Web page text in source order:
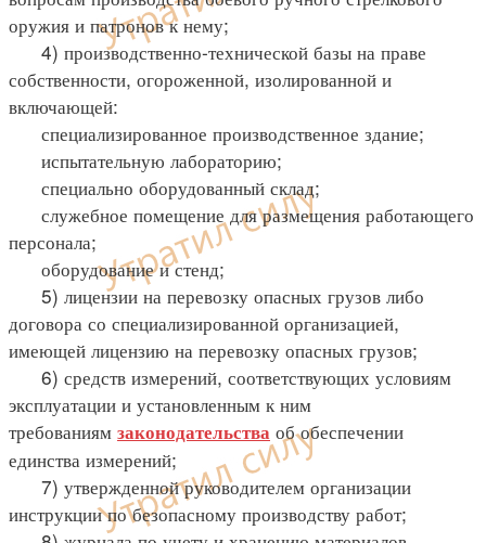
оружия и патронов к нему;
4) производственно-технической базы на праве
собственности, огороженной, изолированной и
включающей:
специализированное производственное здание;
испытательную лабораторию;
специально оборудованный склад;
служебное помещение для размещения работающего
персонала;
оборудование и стенд;
5) лицензии на перевозку опасных грузов либо
договора со специализированной организацией,
имеющей лицензию на перевозку опасных грузов;
6) средств измерений, соответствующих условиям
эксплуатации и установленным к ним
требованиям законодательства об обеспечении
единства измерений;
7) утвержденной руководителем организации
инструкции по безопасному производству работ;